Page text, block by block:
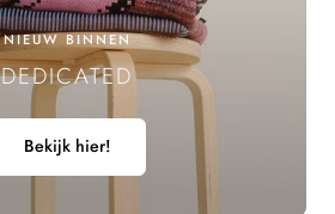
NIEUW BINNEN
DEDICATED
Bekijk hier!